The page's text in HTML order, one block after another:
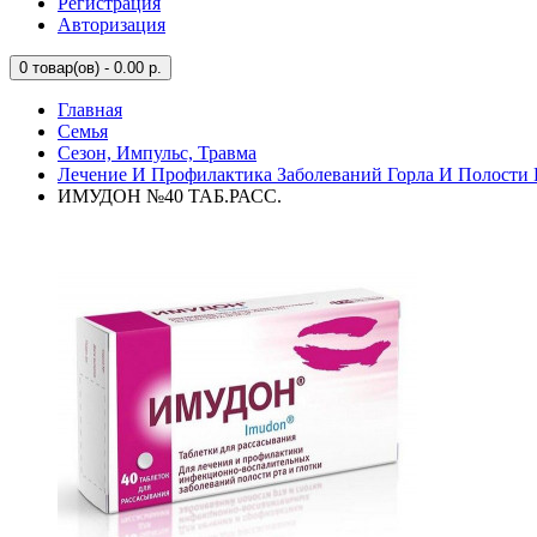
Авторизация
0 товар(ов) - 0.00 р.
Главная
Семья
Сезон, Импульс, Травма
Лечение И Профилактика Заболеваний Горла И Полости
ИМУДОН №40 ТАБ.РАСС.